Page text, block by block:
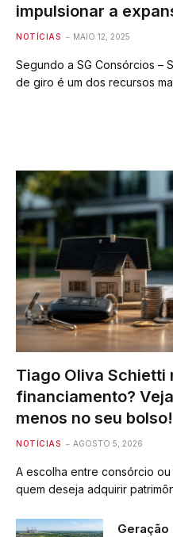
impulsionar a
NOTÍCIAS MAIO 12, 2025
Segundo a SG Consórcios –
de giro é um dos recursos
Tiago Oliva Schietti
financiamento?
menos no seu bolso!
NOTÍCIAS AGOSTO 5, 2026
A escolha entre consórcio
quem deseja adquirir